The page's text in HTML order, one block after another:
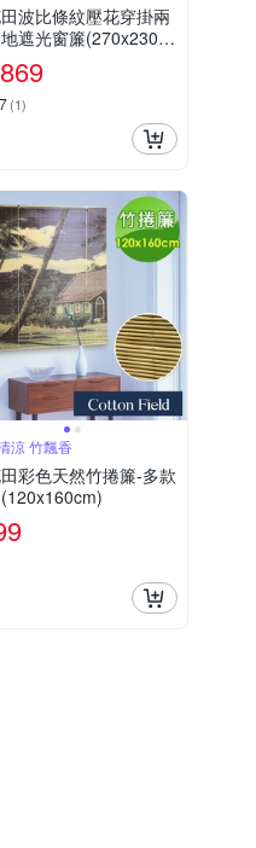
波比條紋壓花穿掛兩
遮光窗簾(270x230c
(1)
涼 竹飄香
彩色天然竹捲簾-多款